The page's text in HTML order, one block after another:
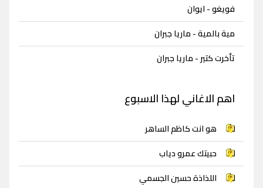
فويغو - ايوان
مية بالمية - ماريا جبران
تأخرت كتير - ماريا جبران
اهم الاغاني لهذا الاسبوع
هو انت كاظم الساهر
حبيتك عمرو دياب
اللذاذة حسين الجسمي